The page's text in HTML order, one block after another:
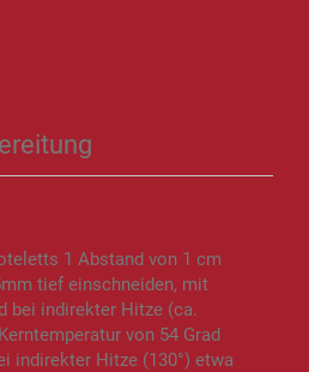
1 Abstand von 1 cm
tief einschneiden, mit
bei indirekter Hitze (ca.
von 54 Grad
indirekter Hitze (130°) etwa